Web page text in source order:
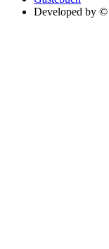
Developed by